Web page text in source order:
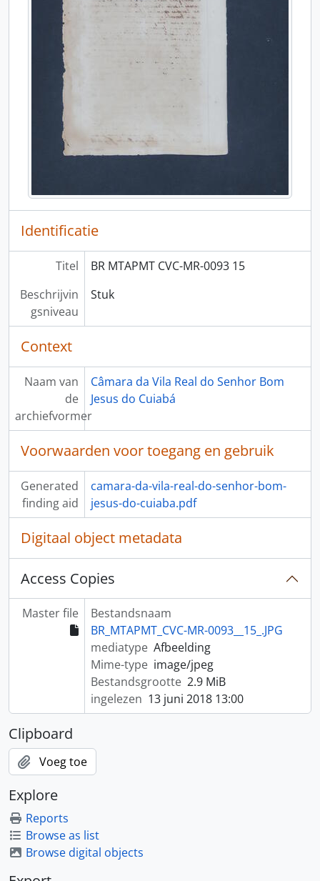
Identificatie
Titel
BR MTAPMT CVC-MR-0093 15
Beschrijvin
gsniveau
Stuk
Context
Naam van
de
archiefvormer
Câmara da Vila Real do Senhor Bom
Jesus do Cuiabá
Voorwaarden voor toegang en gebruik
Generated
finding aid
camara-da-vila-real-do-senhor-bom-
jesus-do-cuiaba.pdf
Digitaal object metadata
Access Copies
Master file
Bestandsnaam
BR_MTAPMT_CVC-MR-0093__15_.JPG
mediatype Afbeelding
Mime-type image/jpeg
Bestandsgrootte 2.9 MiB
ingelezen 13 juni 2018 13:00
Clipboard
Voeg toe
Explore
Reports
Browse as list
Browse digital objects